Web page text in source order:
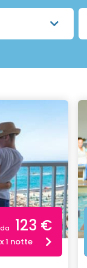
da 123 €
x 1 notte